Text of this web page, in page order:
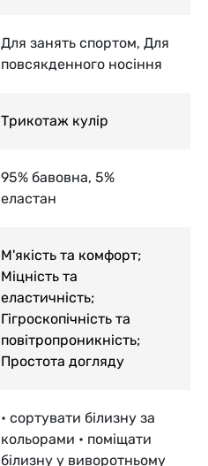
Для занять спортом, Для
повсякденного носіння
Трикотаж кулір
95% бавовна, 5%
еластан
М'якість та комфорт;
Міцність та
еластичність;
Гігроскопічність та
повітропроникність;
Простота догляду
• сортувати білизну за
кольорами • поміщати
білизну у виворотньому